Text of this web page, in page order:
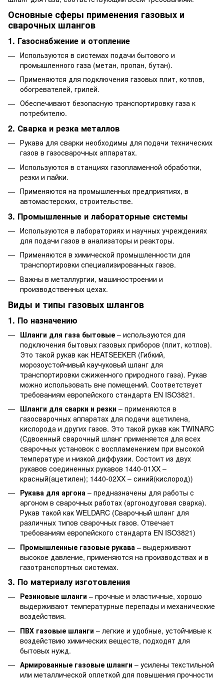
Основные сферы применения газовых и
сварочных шлангов
1. Газоснабжение и отопление
Используются в системах подачи бытового и
промышленного газа (метан, пропан, бутан).
Применяются для подключения газовых плит, котлов,
обогревателей, грилей.
Обеспечивают безопасную транспортировку газа к
потребителю.
2. Сварка и резка металлов
Рукава для сварки необходимы для подачи технических
газов в газосварочных аппаратах.
Используются в станциях газопламенной обработки,
резки и пайки.
Применяются на промышленных предприятиях, в
автомастерских, строительстве.
3. Промышленные и лабораторные системы
Используются в лабораториях и научных учреждениях
для подачи газов в анализаторы и реакторы.
Применяются в химической промышленности для
транспортировки специализированных газов.
Важны в металлургии, машиностроении и
производственных цехах.
Виды и типы газовых шлангов
1. По назначению
Шланги для газа бытовые – используются для
подключения бытовых газовых приборов (плит, котлов).
Это такой рукав как HEATSEEKER (Гибкий,
морозоустойчивый каучуковый шланг для
транспортировки сжиженного природного газа). Рукав
можно использовать вне помещений. Соответствует
требованиям европейского стандарта EN ISO3821.
Шланги для сварки и резки – применяются в
газосварочных аппаратах для подачи ацетилена,
кислорода и других газов. Это такой рукав как TWINARC
(Сдвоенный сварочный шланг применяется для всех
сварочных установок с воспламенением при высокой
температуре и низкой диффузии. Состоит из двух
рукавов соединенных рукавов 1440-01XX –
красный(ацетилен); 1440-02XX – синий(кислород))
Рукава для аргона – предназначены для работы с
аргоном в сварочных работах (аргонодуговая сварка).
Рукав такой как WELDARC (Сварочный шланг для
различных типов сварочных газов. Отвечает
требованиям европейского стандарта EN ISO3821)
Промышленные газовые рукава – выдерживают
высокое давление, применяются на производствах и в
газотранспортных системах.
3. По материалу изготовления
Резиновые шланги – прочные и эластичные, хорошо
выдерживают температурные перепады и механические
воздействия.
ПВХ газовые шланги – легкие и удобные, устойчивые к
воздействию химических веществ, подходят для
бытовых нужд.
Армированные газовые шланги – усилены текстильной
или металлической оплеткой для повышения прочности